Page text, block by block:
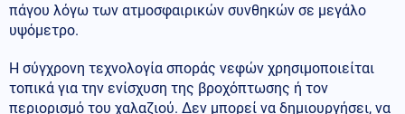
πάγου λόγω των ατμοσφαιρικών συνθηκών σε μεγάλο
υψόμετρο.
Η σύγχρονη τεχνολογία σποράς νεφών χρησιμοποιείται
τοπικά για την ενίσχυση της βροχόπτωσης ή τον
περιορισμό του χαλαζιού. Δεν μπορεί να δημιουργήσει, να